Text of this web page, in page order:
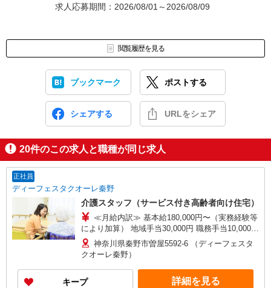
求人応募期間：2026/08/01～2026/08/09
閲覧履歴を見る
ブックマーク ポストする
シェアする URLをシェア
20件のこの求人と職種が同じ求人
正社員
ディーフェスタクオーレ秦野
介護スタッフ（サービス付き高齢者向け住宅）
≪月給内訳≫ 基本給180,000円〜（実務経験等
により加算） 地域手当30,000円 職務手当10,000〜
25,000円（経験・資格による） 地域定着支援手
当 20,000円 ※試用期間3ヵ月 基本給175,000
円〜（月給235,000円〜） ≪その他手当≫ ☆資格
手当 5,000円〜（介護福祉士20,000円） ☆早・
遅出手当／1回500円 ☆夜勤手当／1回8,000円 ☆
神奈川県秦野市曽屋5592-6 （ディーフェスタ
クオーレ秦野）
キープ 詳細を見る